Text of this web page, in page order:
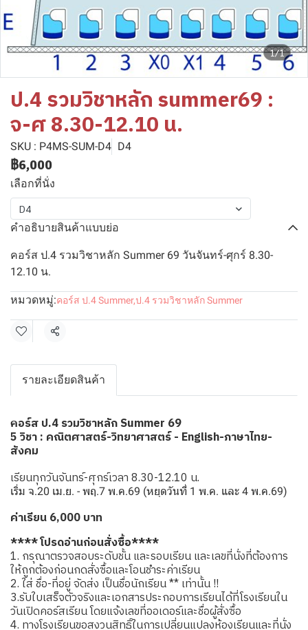
1/1
ป.4 รวมวิชาหลัก summer69 :
จ-ศ 8.30-12.10 น.
SKU : P4MS-SUM-D4 D4
฿6,000
เลือกที่นั่ง
D4
คำอธิบายสินค้าแบบย่อ
คอร์ส ป.4 รวมวิชาหลัก Summer 69 วันจันทร์-ศุกร์ 8.30-
12.10 น.
หมวดหมู่:คอร์ส ป.4 Summer,ป.4 รวมวิชาหลัก Summer
แชร์
รายละเอียดสินค้า
คอร์ส ป.4 รวมวิชาหลัก Summer 69
5 วิชา : คณิตศาสตร์-วิทยาศาสตร์ - English-ภาษาไทย-
สังคม
เรียนทุกวันจันทร์-ศุกร์เวลา 8.30-12.10 น.
เริ่ม จ.20 เม.ย. - พฤ.7 พ.ค.69 (หยุดวันที่ 1 พ.ค. และ 4 พ.ค.69)
ค่าเรียน 6,000 บาท
**** โปรดอ่านก่อนสั่งซื้อ****
1. กรุณาตรวจสอบระดับชั้น และรอบเรียน และเลขที่นั่งที่ต้องการ
ให้ถูกต้องก่อนกดสั่งซื้อและโอนชำระค่าเรียน
2. ใส่ ชื่อ-ที่อยู่ จัดส่ง เป็นชื่อนักเรียน ** เท่านั้น !!
3.รับใบเสร็จตัวจริงและเอกสารประกอบการเรียนได้ที่โรงเรียนใน
วันเปิดคอร์สเรียน โดยแจ้งเลขที่ออเดอร์และชื่อผู้สั่งซื้อ
4. ทางโรงเรียนขอสงวนสิทธิ์ในการเปลี่ยนแปลงห้องเรียนและที่นั่ง